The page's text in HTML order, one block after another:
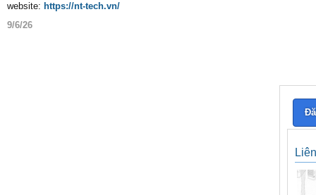
website: https://nt-tech.vn/
9/6/26